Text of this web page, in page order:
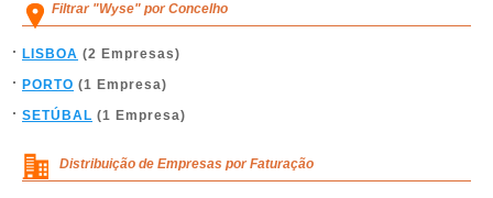
Filtrar "Wyse" por Concelho
LISBOA (2 Empresas)
PORTO (1 Empresa)
SETÚBAL (1 Empresa)
Distribuição de Empresas por Faturação